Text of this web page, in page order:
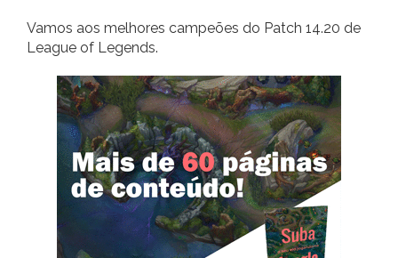
Vamos aos melhores campeões do Patch 14.20 de
League of Legends.